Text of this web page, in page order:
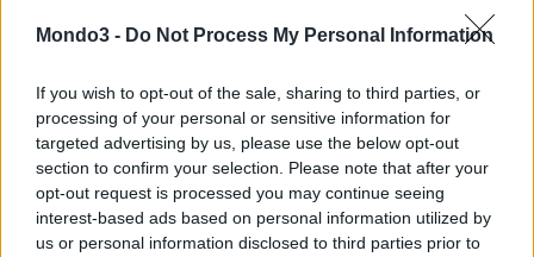
Mondo3 - Do Not Process My Personal Information
If you wish to opt-out of the sale, sharing to third parties, or
processing of your personal or sensitive information for
targeted advertising by us, please use the below opt-out
section to confirm your selection. Please note that after your
opt-out request is processed you may continue seeing
interest-based ads based on personal information utilized by
us or personal information disclosed to third parties prior to
consentire livelli più elevati di
intelligence
, soprattutto in aree
Il libro bianco si conclude sottolineando che ZTE ha introdotto la
soluzione e la piattaforma “Digital Nebula”, che consente a diversi
settori industriali di disporre di un’infrastruttura digitale che
combina connettività, potenza di calcolo e intelligence .